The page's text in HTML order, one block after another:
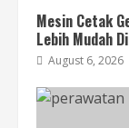
Mesin Cetak
Lebih Mudah
August 6, 2026